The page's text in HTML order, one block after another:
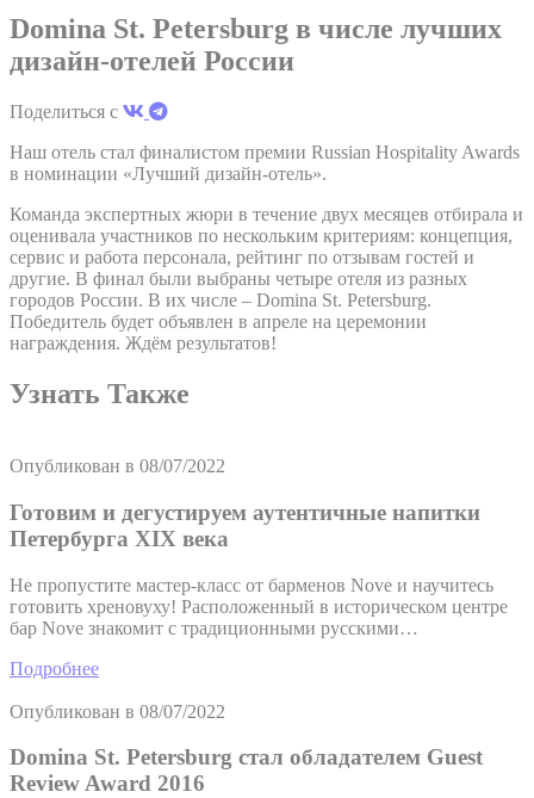
Маркетинг и реклама
Маркетинговые файлы cookie будут использоваться в
пользователя, чтобы отслеживать его поведение и
привычки в Интернете в маркетинговых целях.
Пользовательские данные рекламы
Дать согласие на отправку пользовательских данных,
связанных с рекламой, в Google.
Персонализированная реклама
Предоставить согласие третьим лицам на
Domina St. Petersburg в числе лучших
дизайн-отелей России
Поделиться с
Наш отель стал финалистом премии Russian Hospitality Awards
в номинации «Лучший дизайн-отель».
Команда экспертных жюри в течение двух месяцев отбирала и
оценивала участников по нескольким критериям: концепция,
сервис и работа персонала, рейтинг по отзывам гостей и
другие. В финал были выбраны четыре отеля из разных
городов России. В их числе – Domina St. Petersburg.
Победитель будет объявлен в апреле на церемонии
награждения. Ждём результатов!
Узнать Также
Опубликован в 08/07/2022
Готовим и дегустируем аутентичные напитки
Петербурга XIX века
Не пропустите мастер-класс от барменов Nove и научитесь
готовить хреновуху! Pасположенный в историческом центре
бар Nove знакомит с традиционными русскими…
Подробнее
Опубликован в 08/07/2022
Domina St. Petersburg стал обладателем Guest
Review Award 2016